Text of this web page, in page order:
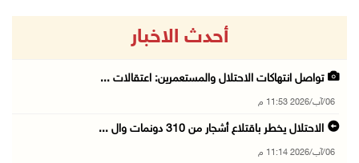
أحدث الاخبار
تواصل انتهاكات الاحتلال والمستعمرين: اعتقالات ...
06/آب/2026 11:53 م
الاحتلال يخطر باقتلاع أشجار من 310 دونمات وال ...
06/آب/2026 11:14 م